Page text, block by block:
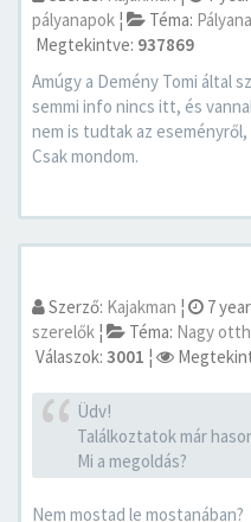
pályanapok ¦ Téma:
Megtekintve: 937869
Amúgy a Demény Tomi által
semmi info nincs itt, és
nem is tudtak az
Csak mondom.
Szerző: Kajakman ¦ 7
szerelők ¦ Téma: Nagy
Válaszok: 3001 ¦
Üdv!
Találkoztatok már
Mi a megoldás?
Nem mostad le mostanában?